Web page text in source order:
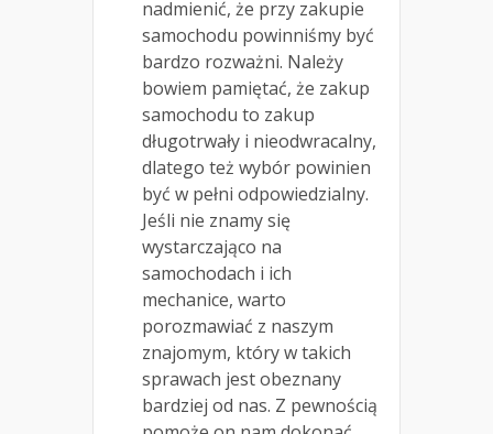
nadmienić, że przy zakupie
samochodu powinniśmy być
bardzo rozważni. Należy
bowiem pamiętać, że zakup
samochodu to zakup
długotrwały i nieodwracalny,
dlatego też wybór powinien
być w pełni odpowiedzialny.
Jeśli nie znamy się
wystarczająco na
samochodach i ich
mechanice, warto
porozmawiać z naszym
znajomym, który w takich
sprawach jest obeznany
bardziej od nas. Z pewnością